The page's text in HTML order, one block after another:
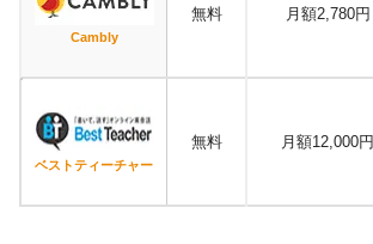
Cambly
無料 月額2,780円
ベストティーチャー
無料 月額12,000円